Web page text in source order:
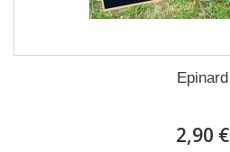
Epinard
2,90 €